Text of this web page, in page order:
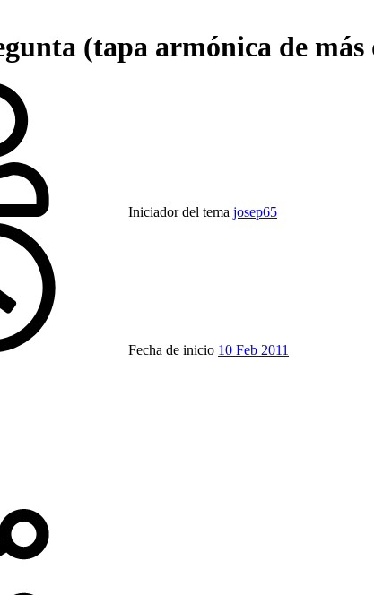
(tapa armónica de más
Iniciador del tema josep65
Fecha de inicio 10 Feb 2011